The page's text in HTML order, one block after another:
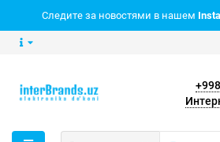
Следите за новостями в нашем